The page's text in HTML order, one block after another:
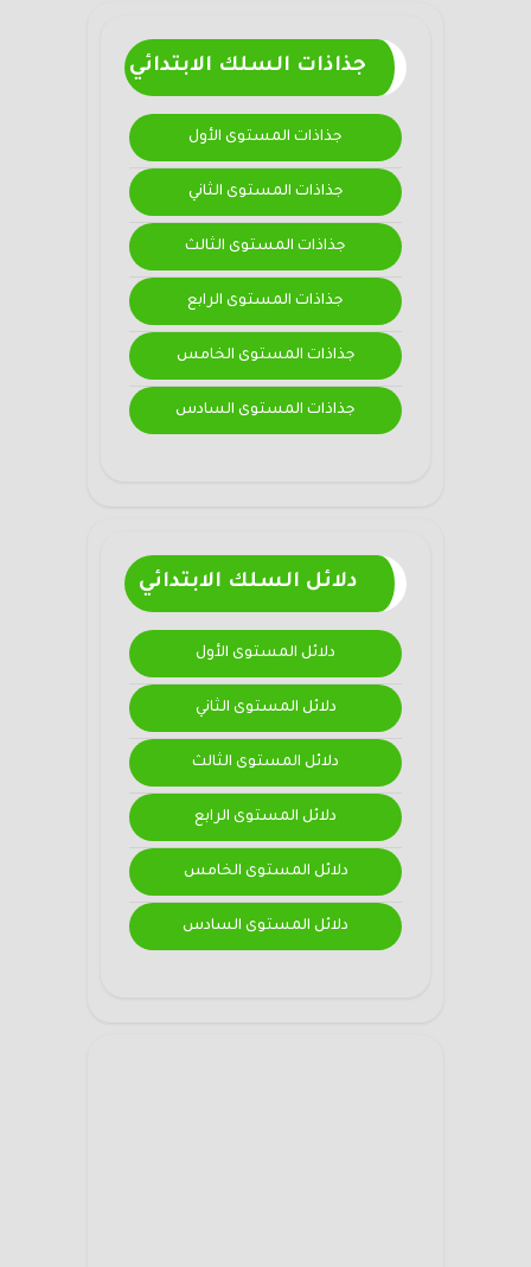
جذاذات السلك الابتدائي
جذاذات المستوى الأول
جذاذات المستوى الثاني
جذاذات المستوى الثالث
جذاذات المستوى الرابع
جذاذات المستوى الخامس
جذاذات المستوى السادس
دلائل السلك الابتدائي
دلائل المستوى الأول
دلائل المستوى الثاني
دلائل المستوى الثالث
دلائل المستوى الرابع
دلائل المستوى الخامس
دلائل المستوى السادس